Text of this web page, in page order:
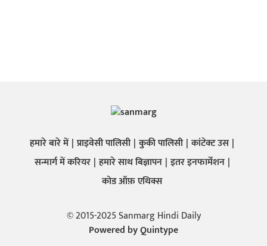
हमारे बारे में प्राइवेसी पालिसी कुकी पालिसी कांटेक्ट उस
सन्मार्ग में करियर हमारे साथ बिज्ञापन इतर इनफार्मेशन
कोड ऑफ़ एथिक्स
© 2015-2025 Sanmarg Hindi Daily
Powered byQuintype